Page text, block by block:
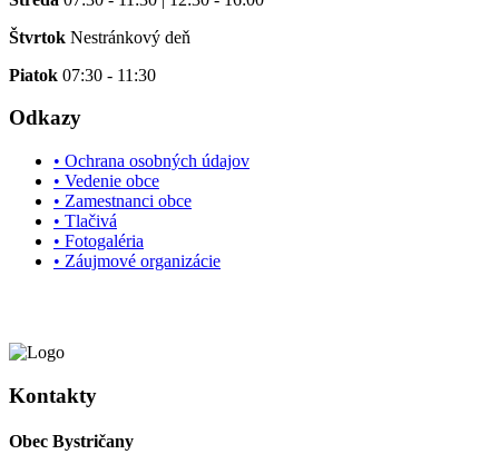
Štvrtok Nestránkový deň
Piatok 07:30 - 11:30
Odkazy
• Ochrana osobných údajov
• Vedenie obce
• Zamestnanci obce
• Tlačivá
• Fotogaléria
• Záujmové organizácie
Kontakty
Obec Bystričany